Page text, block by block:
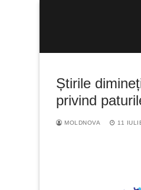
Știrile
privind
MOLDNOVA 11